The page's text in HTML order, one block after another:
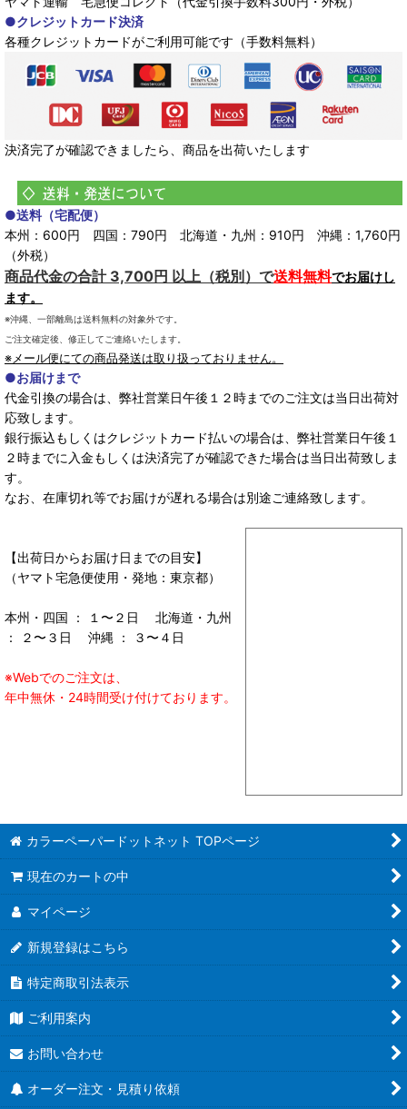
●クレジットカード決済
各種クレジットカードがご利用可能です（手数料無料）
決済完了が確認できましたら、商品を出荷いたします
●送料（宅配便）
本州：600円 四国：790円 北海道・九州：910円 沖縄：1,760円
（外税）
商品代金の合計 3,700円 以上（税別）で送料無料でお届けし
ます。
※沖縄、一部離島は送料無料の対象外です。
ご注文確定後、修正してご連絡いたします。
※メール便にての商品発送は取り扱っておりません。
●お届けまで
代金引換の場合は、弊社営業日午後１２時までのご注文は当日出荷対
応致します。
銀行振込もしくはクレジットカード払いの場合は、弊社営業日午後１
２時までに入金もしくは決済完了が確認できた場合は当日出荷致しま
す。
なお、在庫切れ等でお届けが遅れる場合は別途ご連絡致します。
【出荷日からお届け日までの目安】
（ヤマト宅急便使用・発地：東京都）
本州・四国 ： １〜２日 北海道・九州
： ２〜３日 沖縄 ： ３〜４日
※Webでのご注文は、
年中無休・24時間受け付けております。
カラーペーパードットネット TOPページ
現在のカートの中
マイページ
新規登録はこちら
特定商取引法表示
ご利用案内
お問い合わせ
オーダー注文・見積り依頼